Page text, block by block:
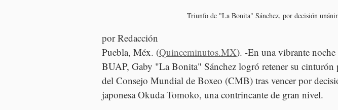
Triunfo de "La Bonita" Sánchez, por decisión
por Redacción
Puebla, Méx. (Quinceminutos.MX). -En una vibrante
BUAP, Gaby "La Bonita" Sánchez logró retener su cinturón
del Consejo Mundial de Boxeo (CMB) tras vencer por
japonesa Okuda Tomoko, una contrincante de gran nivel.